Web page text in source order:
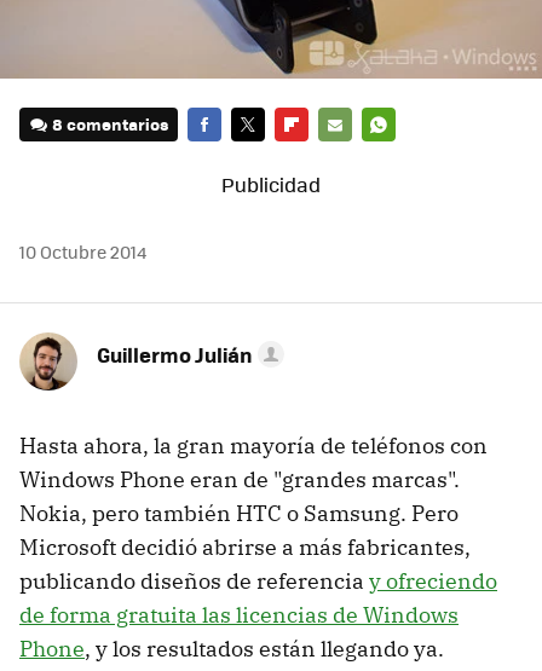
8 comentarios
MAIL
10 Octubre 2014
Guillermo Julián
Hasta ahora, la gran mayoría de teléfonos con
Windows Phone eran de "grandes marcas".
Nokia, pero también HTC o Samsung. Pero
Microsoft decidió abrirse a más fabricantes,
publicando diseños de referencia y ofreciendo
de forma gratuita las licencias de Windows
Phone, y los resultados están llegando ya.